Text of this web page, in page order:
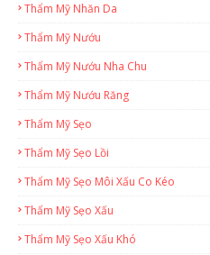
Thẩm Mỹ Nhăn Da
Thẩm Mỹ Nướu
Thẩm Mỹ Nướu Nha Chu
Thẩm Mỹ Nướu Răng
Thẩm Mỹ Sẹo
Thẩm Mỹ Sẹo Lồi
Thẩm Mỹ Sẹo Môi Xấu Co Kéo
Thẩm Mỹ Sẹo Xấu
Thẩm Mỹ Sẹo Xấu Khó